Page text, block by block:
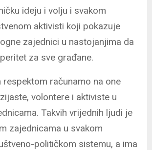
ideju i volju i svakom
aktivisti koji pokazuje
zajednici u nastojanjima da
za sve građane.
respektom računamo na one
volontere i aktiviste u
Takvih vrijednih ljudi je
zajednicama u svakom
političkom sistemu, a ima